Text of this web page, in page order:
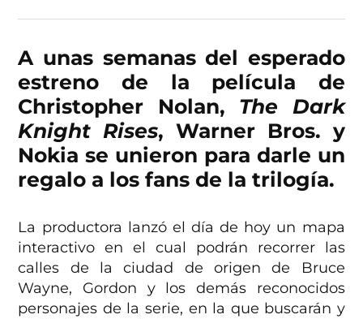
A unas semanas del esperado
estreno de la película de
Christopher Nolan, The Dark
Knight Rises, Warner Bros. y
Nokia se unieron para darle un
regalo a los fans de la trilogía.
La productora lanzó el día de hoy un mapa
interactivo en el cual podrán recorrer las
calles de la ciudad de origen de Bruce
Wayne, Gordon y los demás reconocidos
personajes de la serie, en la que buscarán y